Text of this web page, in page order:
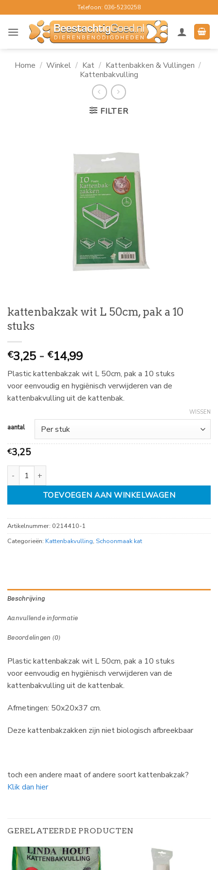
naar
inhoud
Telefoon: 036-5230258
Home / Winkel / Kat / Kattenbakken & Vullingen /
Kattenbakvulling
FILTER
kattenbakzak wit L 50cm, pak a 10
stuks
€3,25 - €14,99Prijsklasse:
€
3,25
tot
€
Plastic kattenbakzak wit L 50cm, pak a 10 stuks
voor eenvoudig en hygiënisch verwijderen van de
kattenbakvulling uit de kattenbak.
aantal
WISSEN
€3,25
kattenbakzak wit L 50cm, pak a 10 stuks aantal
TOEVOEGEN AAN WINKELWAGEN
Artikelnummer: 0214410-1
Categorieën: Kattenbakvulling, Schoonmaak kat
Beschrijving
Aanvullende informatie
Beoordelingen (0)
Plastic kattenbakzak wit L 50cm, pak a 10 stuks
voor eenvoudig en hygiënisch verwijderen van de
kattenbakvulling uit de kattenbak.
Afmetingen: 50x20x37 cm.
Deze kattenbakzakken zijn niet biologisch afbreekbaar
toch een andere maat of andere soort kattenbakzak?
Klik dan hier
GERELATEERDE PRODUCTEN